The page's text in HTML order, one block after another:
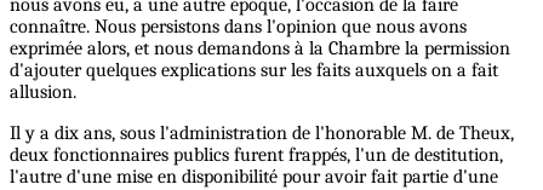
nous avons eu, à une autre époque, l'occasion de la faire
connaître. Nous persistons dans l'opinion que nous avons
exprimée alors, et nous demandons à la Chambre la permission
d'ajouter quelques explications sur les faits auxquels on a fait
allusion.
Il y a dix ans, sous l'administration de l'honorable M. de Theux,
deux fonctionnaires publics furent frappés, l'un de destitution,
l'autre d'une mise en disponibilité pour avoir fait partie d'une